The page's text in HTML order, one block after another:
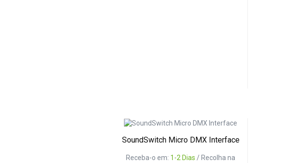
SoundSwitch Micro DMX Interface
Receba-o em: 1-2 Dias / Recolha na